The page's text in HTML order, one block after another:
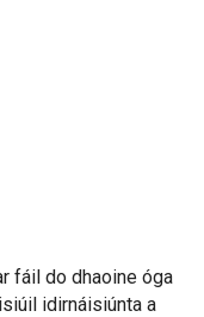
fáil do dhaoine óga
idirnáisiúnta a